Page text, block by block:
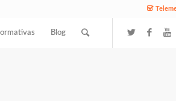
Blog